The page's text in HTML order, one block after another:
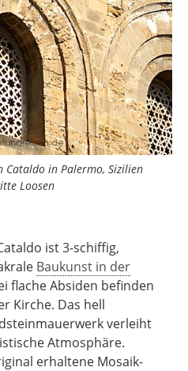
Cataldo in Palermo, Sizilien
Loosen
ist 3-schiffig,
Baukunst in der
flache Absiden befinden
Kirche. Das hell
verleiht
Atmosphäre.
erhaltene Mosaik-